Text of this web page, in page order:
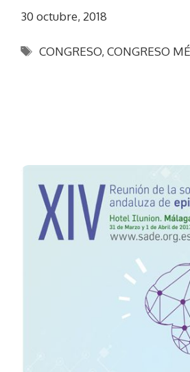
30 octubre, 2018
Etiquetas
CONGRESO,CONGRESO